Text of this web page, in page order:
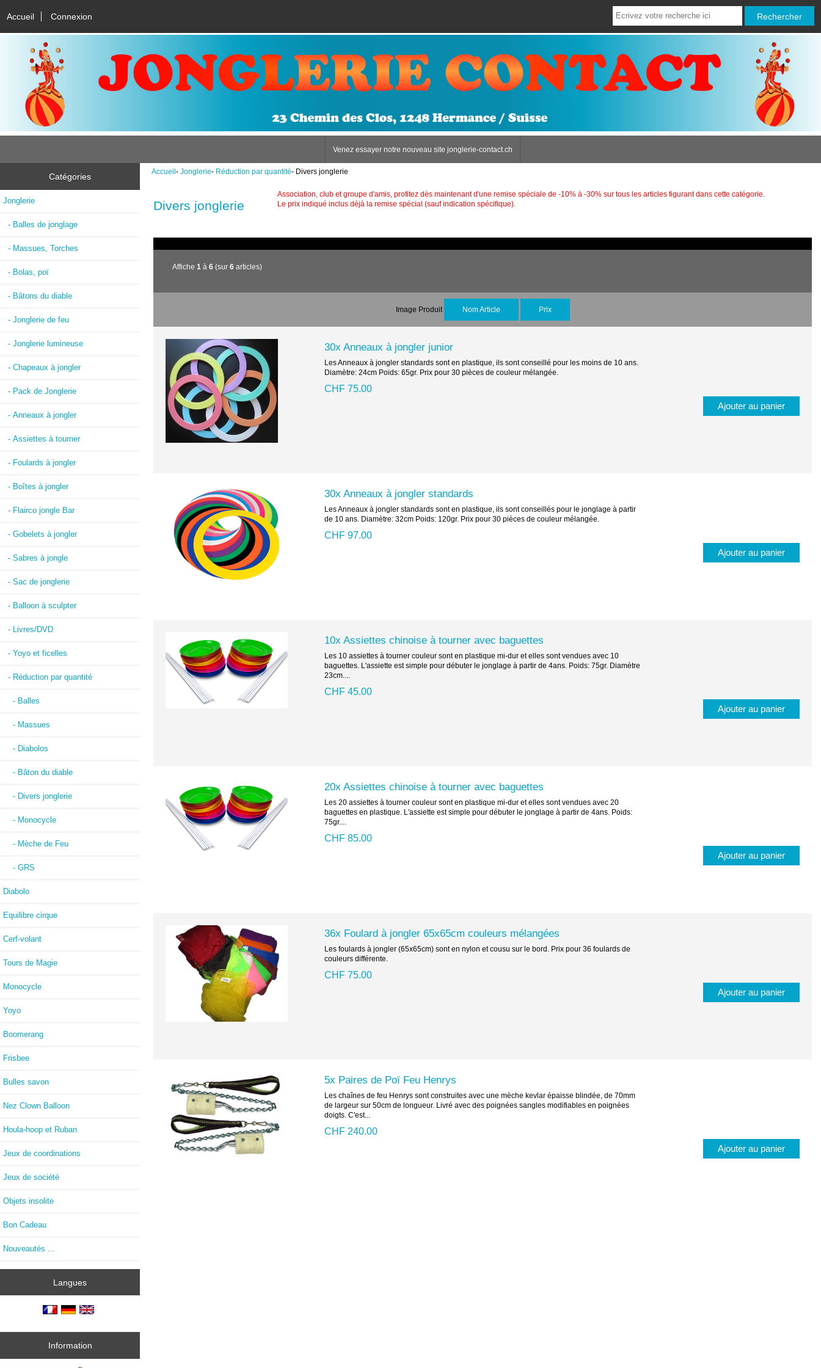
Accueil Connexion
Venez essayer notre nouveau site jonglerie-contact.ch
Catégories
Jonglerie
- Balles de jonglage
- Massues, Torches
- Bolas, poï
- Bâtons du diable
- Jonglerie de feu
- Jonglerie lumineuse
- Chapeaux à jongler
- Pack de Jonglerie
- Anneaux à jongler
- Assiettes à tourner
- Foulards à jongler
- Boîtes à jongler
- Flairco jongle Bar
- Gobelets à jongler
- Sabres à jongle
- Sac de jonglerie
- Balloon à sculpter
- Livres/DVD
- Yoyo et ficelles
- Réduction par quantité
- Balles
- Massues
- Diabolos
- Bâton du diable
- Divers jonglerie
- Monocycle
- Mèche de Feu
- GRS
Diabolo
Equilibre cirque
Cerf-volant
Tours de Magie
Monocycle
Yoyo
Boomerang
Frisbee
Bulles savon
Nez Clown Balloon
Houla-hoop et Ruban
Jeux de coordinations
Jeux de société
Objets insolite
Bon Cadeau
Nouveautés ...
Langues
Information
Accueil- Jonglerie- Réduction par quantité- Divers jonglerie
Divers jonglerie
Association, club et groupe d'amis, profitez dès maintenant d'une remise spéciale de -10% à -30% sur tous les articles figurant dans cette catégorie.
Le prix indiqué inclus déjà la remise spécial (sauf indication spécifique).
Affiche 1 à 6(sur 6articles)
Image Produit Nom Article Prix
30x Anneaux à jongler junior
Les Anneaux à jongler standards sont en plastique, ils sont conseillé pour les moins de 10 ans.
Diamètre: 24cm Poids: 65gr. Prix pour 30 pièces de couleur mélangée.
CHF 75.00
Ajouter au panier
30x Anneaux à jongler standards
Les Anneaux à jongler standards sont en plastique, ils sont conseillés pour le jonglage à partir
de 10 ans. Diamètre: 32cm Poids: 120gr. Prix pour 30 pièces de couleur mélangée.
CHF 97.00
Ajouter au panier
10x Assiettes chinoise à tourner avec baguettes
Les 10 assiettes à tourner couleur sont en plastique mi-dur et elles sont vendues avec 10
baguettes. L'assiette est simple pour débuter le jonglage à partir de 4ans. Poids: 75gr. Diamètre
23cm....
CHF 45.00
Ajouter au panier
20x Assiettes chinoise à tourner avec baguettes
Les 20 assiettes à tourner couleur sont en plastique mi-dur et elles sont vendues avec 20
baguettes en plastique. L'assiette est simple pour débuter le jonglage à partir de 4ans. Poids:
75gr....
CHF 85.00
Ajouter au panier
36x Foulard à jongler 65x65cm couleurs mélangées
Les foulards à jongler (65x65cm) sont en nylon et cousu sur le bord. Prix pour 36 foulards de
couleurs différente.
CHF 75.00
Ajouter au panier
5x Paires de Poï Feu Henrys
Les chaînes de feu Henrys sont construites avec une mèche kevlar épaisse blindée, de 70mm
de largeur sur 50cm de longueur. Livré avec des poignées sangles modifiables en poignées
doigts. C'est...
CHF 240.00
Ajouter au panier